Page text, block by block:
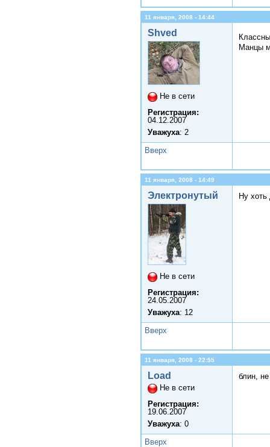
11 января, 2008 - 14:44
Shved
Не в сети
Регистрация:
04.12.2007
Уважуха: 2
Манцы
Вверх
11 января, 2008 - 14:49
Электронутый
Не в сети
Регистрация:
24.05.2007
Уважуха: 12
Ну хоть
Вверх
11 января, 2008 - 22:55
Load
Не в сети
Регистрация:
19.06.2007
Уважуха: 0
блин,
Вверх